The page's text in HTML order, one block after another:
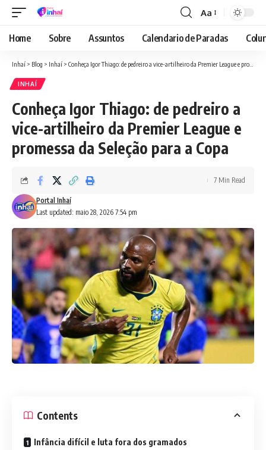
Font
Resizer
Aa
Home Sobre Assuntos Calendario de Paradas
Inhaí > Blog > Inhaí > Conheça Igor Thiago: de pedreiro a vice-artilheiro da Premier League e promessa da Seleção para a Copa
INHAÍ
Conheça Igor Thiago: de pedreiro a
vice-artilheiro da Premier League e
promessa da Seleção para a Copa
Last updated: maio 28, 2026 7:54 pm
Portal Inhaí
7 Min Read
Contents
Infância difícil e luta fora dos gramados